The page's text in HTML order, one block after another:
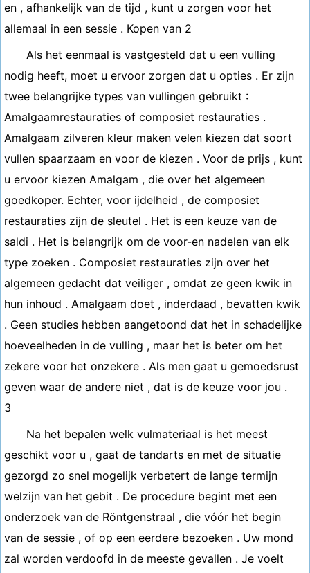
en , afhankelijk van de tijd , kunt u zorgen voor het
allemaal in een sessie . Kopen van 2
Als het eenmaal is vastgesteld dat u een vulling
nodig heeft, moet u ervoor zorgen dat u opties . Er zijn
twee belangrijke types van vullingen gebruikt :
Amalgaamrestauraties of composiet restauraties .
Amalgaam zilveren kleur maken velen kiezen dat soort
vullen spaarzaam en voor de kiezen . Voor de prijs , kunt
u ervoor kiezen Amalgam , die over het algemeen
goedkoper. Echter, voor ijdelheid , de composiet
restauraties zijn de sleutel . Het is een keuze van de
saldi . Het is belangrijk om de voor-en nadelen van elk
type zoeken . Composiet restauraties zijn over het
algemeen gedacht dat veiliger , omdat ze geen kwik in
hun inhoud . Amalgaam doet , inderdaad , bevatten kwik
. Geen studies hebben aangetoond dat het in schadelijke
hoeveelheden in de vulling , maar het is beter om het
zekere voor het onzekere . Als men gaat u gemoedsrust
geven waar de andere niet , dat is de keuze voor jou .
3
Na het bepalen welk vulmateriaal is het meest
geschikt voor u , gaat de tandarts en met de situatie
gezorgd zo snel mogelijk verbetert de lange termijn
welzijn van het gebit . De procedure begint met een
onderzoek van de Röntgenstraal , die vóór het begin
van de sessie , of op een eerdere bezoeken . Uw mond
zal worden verdoofd in de meeste gevallen . Je voelt